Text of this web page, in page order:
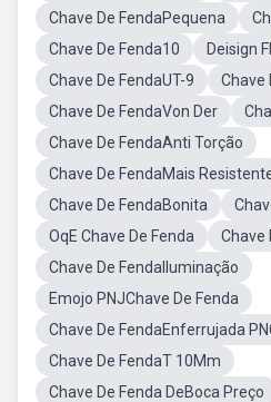
Chave De FendaPequena
Chave De Fenda10
Deisign
Chave De FendaUT-9
Chave
Chave De FendaVon Der
Chave De FendaAnti Torção
Chave De FendaMais
Chave De FendaBonita
OqE Chave De Fenda
Chave
Chave De FendaIluminação
Emojo PNJChave De Fenda
Chave De FendaEnferrujada
Chave De FendaT 10Mm
Chave De Fenda DeBoca Preço